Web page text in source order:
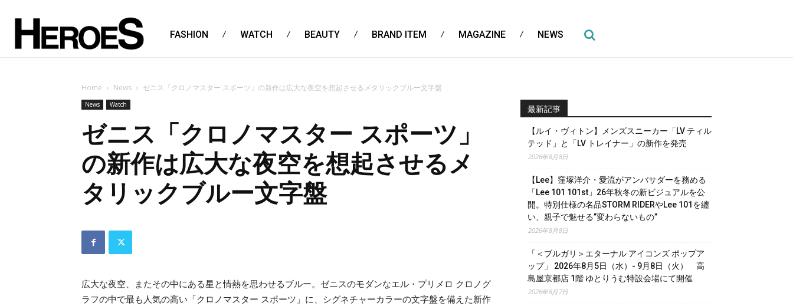
FASHION WATCH BEAUTY BRAND ITEM MAGAZINE NEWS
Home News ゼニス「クロノマスター スポーツ」の新作は広大な夜空を想起させるメタリックブルー文字盤
News Watch
ゼニス「クロノマスター スポーツ」
の新作は広大な夜空を想起させるメ
タリックブルー文字盤
広大な夜空、またその中にある星と情熱を思わせるブルー。ゼニスのモダンなエル・プリメロ クロノグ
ラフの中で最も人気の高い「クロノマスター スポーツ」に、シグネチャーカラーの文字盤を備えた新作
最新記事
【ルイ・ヴィトン】メンズスニーカー「LV ティル
テッド」と「LV トレイナー」の新作を発売
2026年8月8日
【Lee】窪塚洋介・愛流がアンバサダーを務める
「Lee 101 101st」26年秋冬の新ビジュアルを公
開。特別仕様の名品STORM RIDERやLee 101を纏
い、親子で魅せる”変わらないもの”
2026年8月8日
「＜ブルガリ＞エターナル アイコンズ ポップア
ップ」 2026年8月5日（水）- 9月8日（火） 高
島屋京都店 1階 ゆとりうむ特設会場にて開催
2026年8月7日